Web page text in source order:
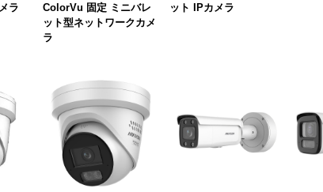
ラ
ColorVu 固定 ミニバレ
ット型ネットワークカメ
ラ
ット IPカメラ